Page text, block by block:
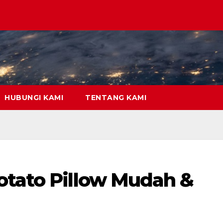
HUBUNGI KAMI TENTANG KAMI
Pillow Mudah &